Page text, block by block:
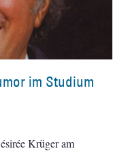
im Studium
Krüger am